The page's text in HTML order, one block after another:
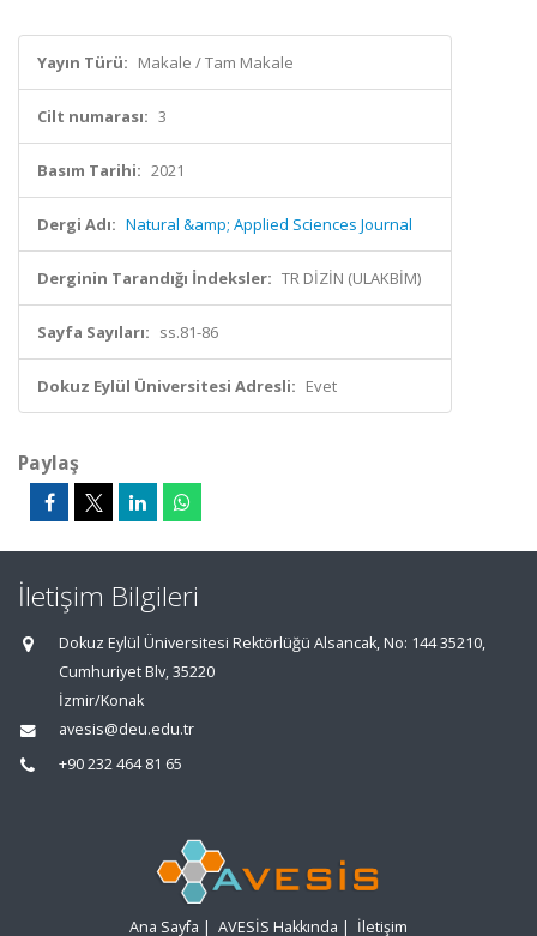
Yayın Türü: Makale / Tam Makale
Cilt numarası: 3
Basım Tarihi: 2021
Dergi Adı: Natural &amp; Applied Sciences Journal
Derginin Tarandığı İndeksler: TR DİZİN (ULAKBİM)
Sayfa Sayıları: ss.81-86
Dokuz Eylül Üniversitesi Adresli: Evet
Paylaş
İletişim Bilgileri
Dokuz Eylül Üniversitesi Rektörlüğü Alsancak, No: 144 35210,
Cumhuriyet Blv, 35220
İzmir/Konak
avesis@deu.edu.tr
+90 232 464 81 65
Ana Sayfa | AVESİS Hakkında | İletişim